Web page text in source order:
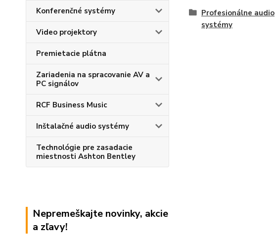
Konferenčné systémy
Video projektory
Premietacie plátna
Zariadenia na spracovanie AV a
PC signálov
RCF Business Music
Inštalačné audio systémy
Technológie pre zasadacie
miestnosti Ashton Bentley
Nepremeškajte novinky, akcie
a zľavy!
Profesionálne audio
systémy